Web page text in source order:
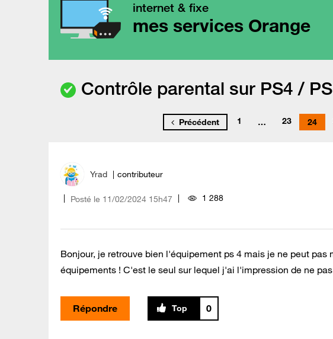
internet & fixe
mes services Orange
Contrôle parental sur PS4 /
Précédent 1 … 23 24
Yrad contributeur
Posté le ‎11/02/2024 15h47 1 288
Bonjour, je retrouve bien l'équipement ps 4 mais je ne peut
équipements ! C'est le seul sur lequel j'ai l'impression de ne
Répondre 0